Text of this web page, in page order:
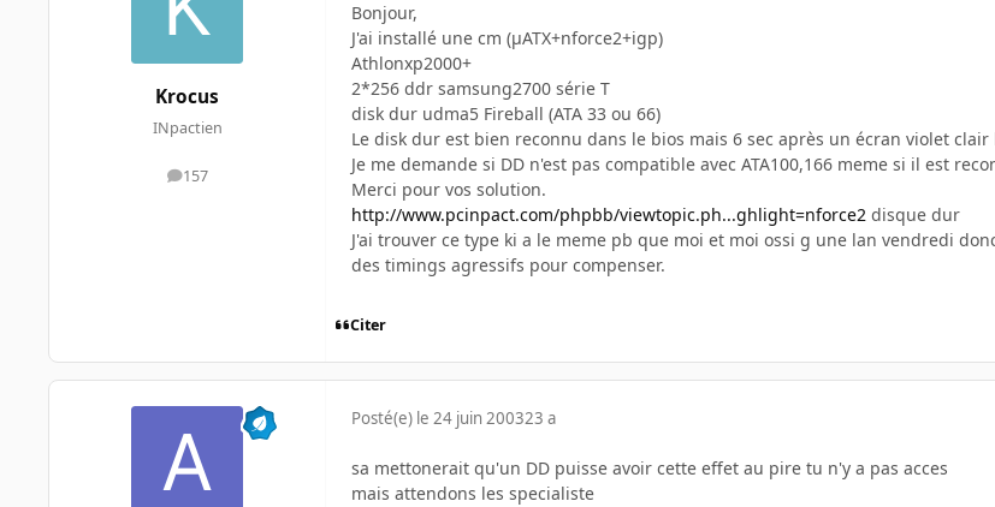
Krocus
INpactien
157
messages
Bonjour,
J'ai installé une cm (µATX+nforce2+igp)
Athlonxp2000+
2*256 ddr samsung2700 série T
disk dur udma5 Fireball (ATA 33 ou 66)
Le disk dur est bien reconnu dans le bios mais 6 sec après un écran violet
Je me demande si DD n'est pas compatible avec ATA100,166 meme si il est
Merci pour vos solution.
http://www.pcinpact.com/phpbb/viewtopic.ph...ghlight=nforce2 disque dur
J'ai trouver ce type ki a le meme pb que moi et moi ossi g une lan vendredi
des timings agressifs pour compenser.
Citer
Posté(e) le 24 juin 200323 a
sa mettonerait qu'un DD puisse avoir cette effet au pire tu n'y a pas acces
mais attendons les specialiste